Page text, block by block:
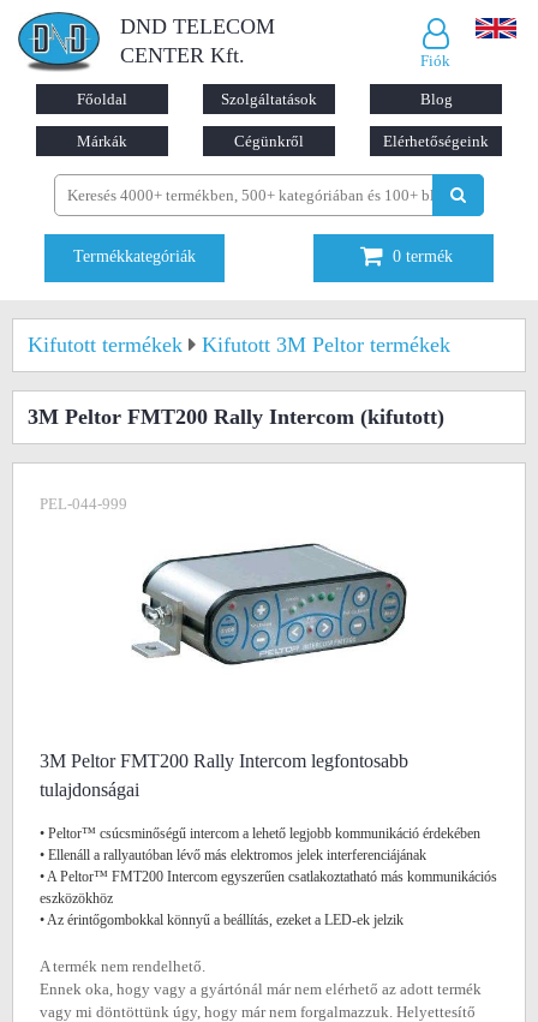
DND TELECOM
CENTER Kft.
Fiók
Főoldal Szolgáltatások Blog
Márkák Cégünkről Elérhetőségeink
Termékkategóriák 0 termék
Kifutott termékek Kifutott 3M Peltor termékek
3M Peltor FMT200 Rally Intercom (kifutott)
PEL-044-999
3M Peltor FMT200 Rally Intercom legfontosabb
tulajdonságai
• Peltor™ csúcsminőségű intercom a lehető legjobb kommunikáció érdekében
• Ellenáll a rallyautóban lévő más elektromos jelek interferenciájának
• A Peltor™ FMT200 Intercom egyszerűen csatlakoztatható más kommunikációs
eszközökhöz
• Az érintőgombokkal könnyű a beállítás, ezeket a LED-ek jelzik
A termék nem rendelhető.
Ennek oka, hogy vagy a gyártónál már nem elérhető az adott termék
vagy mi döntöttünk úgy, hogy már nem forgalmazzuk. Helyettesítő